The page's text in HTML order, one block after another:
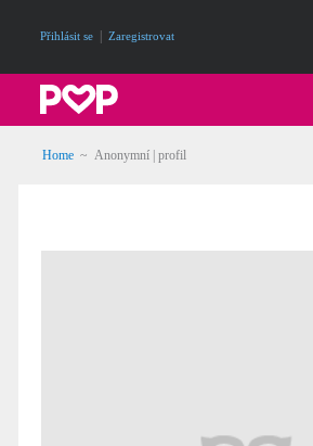
Přihlásit se Zaregistrovat
Home ~ Anonymní | profil